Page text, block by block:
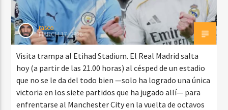
rasco
MARCH 17, 2026
Visita trampa al Etihad Stadium. El Real Madrid salta
hoy (a partir de las 21.00 horas) al césped de un estadio
que no se le da del todo bien —solo ha logrado una única
victoria en los siete partidos que ha jugado allí— para
enfrentarse al Manchester City en la vuelta de octavos